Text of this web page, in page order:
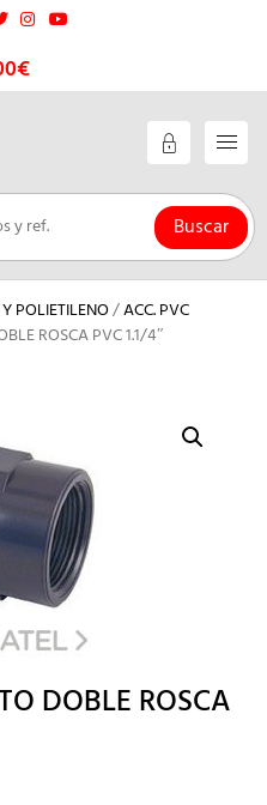
Buscar
POLIETILENO/ACC. PVC
ROSCA PVC 1.1/4″
DOBLE ROSCA